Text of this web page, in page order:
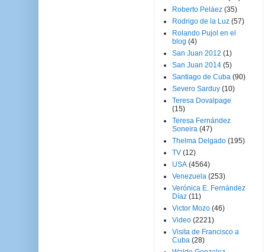
Roberto Peláez (35)
Rodrigo de la Luz (57)
Rolando Pujol en el
blog (4)
San Juan 2012 (1)
San Juan 2014 (5)
Santiago de Cuba (90)
Severo Sarduy (10)
Teresa Dovalpage
(15)
Teresa Fernández
Soneira (47)
Thelma Delgado (195)
TV (12)
USA (4564)
Venezuela (253)
Verónica E. Fernández
Díaz (11)
Victor Mozo (46)
Video (2221)
Visita de Francisco a
Cuba (28)